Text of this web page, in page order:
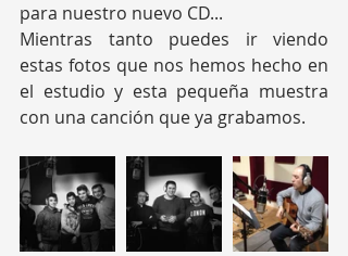
para nuestro nuevo CD...
Mientras tanto puedes ir viendo
estas fotos que nos hemos hecho en
el estudio y esta pequeña muestra
con una canción que ya grabamos.